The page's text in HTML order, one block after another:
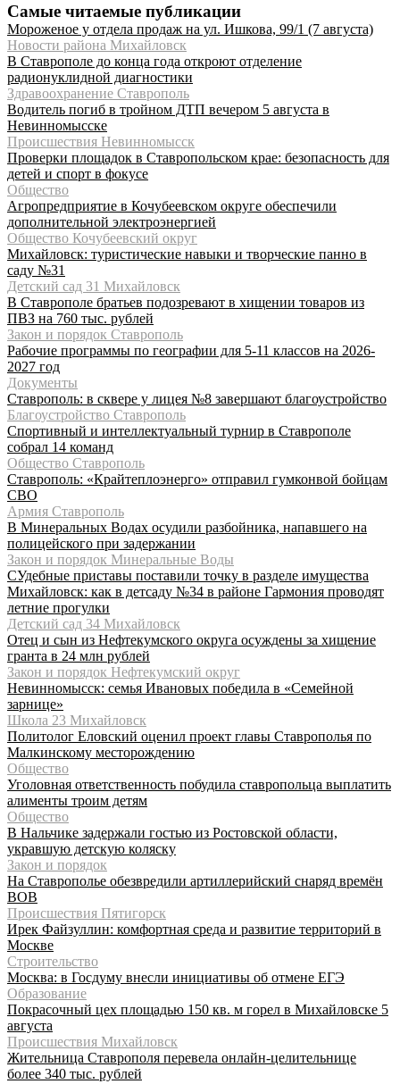
Самые читаемые публикации
Мороженое у отдела продаж на ул. Ишкова, 99/1 (7 августа)
Новости района Михайловск
В Ставрополе до конца года откроют отделение
радионуклидной диагностики
Здравоохранение Ставрополь
Водитель погиб в тройном ДТП вечером 5 августа в
Невинномысске
Происшествия Невинномысск
Проверки площадок в Ставропольском крае: безопасность для
детей и спорт в фокусе
Общество
Агропредприятие в Кочубеевском округе обеспечили
дополнительной электроэнергией
Общество Кочубеевский округ
Михайловск: туристические навыки и творческие панно в
саду №31
Детский сад 31 Михайловск
В Ставрополе братьев подозревают в хищении товаров из
ПВЗ на 760 тыс. рублей
Закон и порядок Ставрополь
Рабочие программы по географии для 5-11 классов на 2026-
2027 год
Документы
Ставрополь: в сквере у лицея №8 завершают благоустройство
Благоустройство Ставрополь
Спортивный и интеллектуальный турнир в Ставрополе
собрал 14 команд
Общество Ставрополь
Ставрополь: «Крайтеплоэнерго» отправил гумконвой бойцам
СВО
Армия Ставрополь
В Минеральных Водах осудили разбойника, напавшего на
полицейского при задержании
Закон и порядок Минеральные Воды
СУдебные приставы поставили точку в разделе имущества
Михайловск: как в детсаду №34 в районе Гармония проводят
летние прогулки
Детский сад 34 Михайловск
Отец и сын из Нефтекумского округа осуждены за хищение
гранта в 24 млн рублей
Закон и порядок Нефтекумский округ
Невинномысск: семья Ивановых победила в «Семейной
зарнице»
Школа 23 Михайловск
Политолог Еловский оценил проект главы Ставрополья по
Малкинскому месторождению
Общество
Уголовная ответственность побудила ставропольца выплатить
алименты троим детям
Общество
В Нальчике задержали гостью из Ростовской области,
укравшую детскую коляску
Закон и порядок
На Ставрополье обезвредили артиллерийский снаряд времён
ВОВ
Происшествия Пятигорск
Ирек Файзуллин: комфортная среда и развитие территорий в
Москве
Строительство
Москва: в Госдуму внесли инициативы об отмене ЕГЭ
Образование
Покрасочный цех площадью 150 кв. м горел в Михайловске 5
августа
Происшествия Михайловск
Жительница Ставрополя перевела онлайн-целительнице
более 340 тыс. рублей